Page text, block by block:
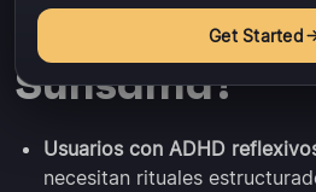
¿Para Quién
Sunsama?
Usuarios con ADHD
necesitan rituales
Get Started